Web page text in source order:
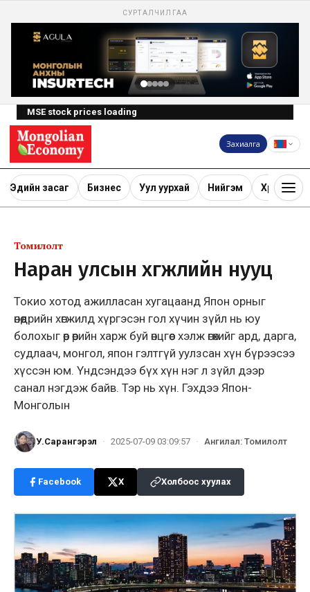
СУРТАЛЧИЛГАА
MSE stock prices loading
Захиалга
Эдийн засаг Бизнес Уул уурхай Нийгэм Хөрөнгө
Томилолт
Наран улсын хөгжлийн нууц
Токио хотод ажилласан хугацаанд Япон орныг
өнөөдрийн хөгжилд хүргэсэн гол хүчин зүйл нь юу
болохыг өөр өөрийн харж буй өнцгөөс хэлж өгөхийг ард, дарга,
судлаач, монгол, япон гэлтгүй уулзсан хүн бүрээсээ
хүссэн юм. Үндсэндээ бүх хүн нэг л зүйл дээр
санал нэгдэж байв. Тэр нь хүн. Гэхдээ Япон-
Монголын
У.Сарангэрэл · 2025-07-09 03:09:57 · Ангилал: Томилолт
Facebook X Холбоос хуулах